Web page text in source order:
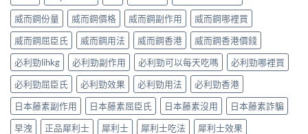
威而鋼份量
威而鋼價格 威而鋼副作用
威而鋼哪裡買
威而鋼屈臣氏
威而鋼用法 威而鋼香港
威而鋼香港價錢
必利勁lihkg
必利勁副作用 必利勁可以每天吃嗎
必利勁哪裡買
必利勁屈臣氏
必利勁效果 必利勁用法
必利勁香港
日本藤素副作用
日本藤素屈臣氏 日本藤素沒用
日本藤素詐騙
早洩
正品犀利士 犀利士 犀利士吃法
犀利士效果